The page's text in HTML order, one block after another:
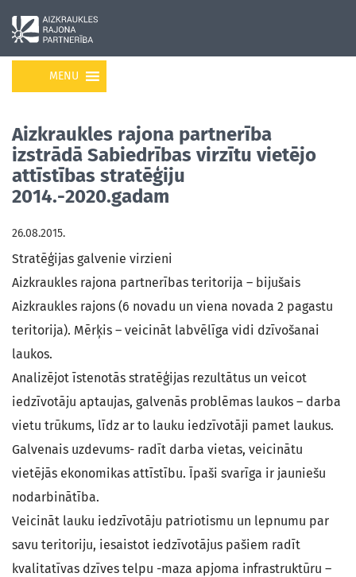
MENU
Aizkraukles rajona partnerība
izstrādā Sabiedrības virzītu vietējo
attīstības stratēģiju
2014.-2020.gadam
26.08.2015.
Stratēģijas galvenie virzieni
Aizkraukles rajona partnerības teritorija – bijušais
Aizkraukles rajons (6 novadu un viena novada 2 pagastu
teritorija). Mērķis – veicināt labvēlīga vidi dzīvošanai
laukos.
Analizējot īstenotās stratēģijas rezultātus un veicot
iedzīvotāju aptaujas, galvenās problēmas laukos – darba
vietu trūkums, līdz ar to lauku iedzīvotāji pamet laukus.
Galvenais uzdevums- radīt darba vietas, veicinātu
vietējās ekonomikas attīstību. Īpaši svarīga ir jauniešu
nodarbinātība.
Veicināt lauku iedzīvotāju patriotismu un lepnumu par
savu teritoriju, iesaistot iedzīvotājus pašiem radīt
kvalitatīvas dzīves telpu -maza apjoma infrastruktūru –